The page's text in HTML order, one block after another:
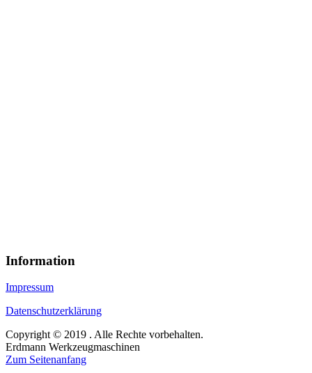
Information
Impressum
Datenschutzerklärung
Copyright © 2019 . Alle Rechte vorbehalten.
Erdmann Werkzeugmaschinen
Zum Seitenanfang